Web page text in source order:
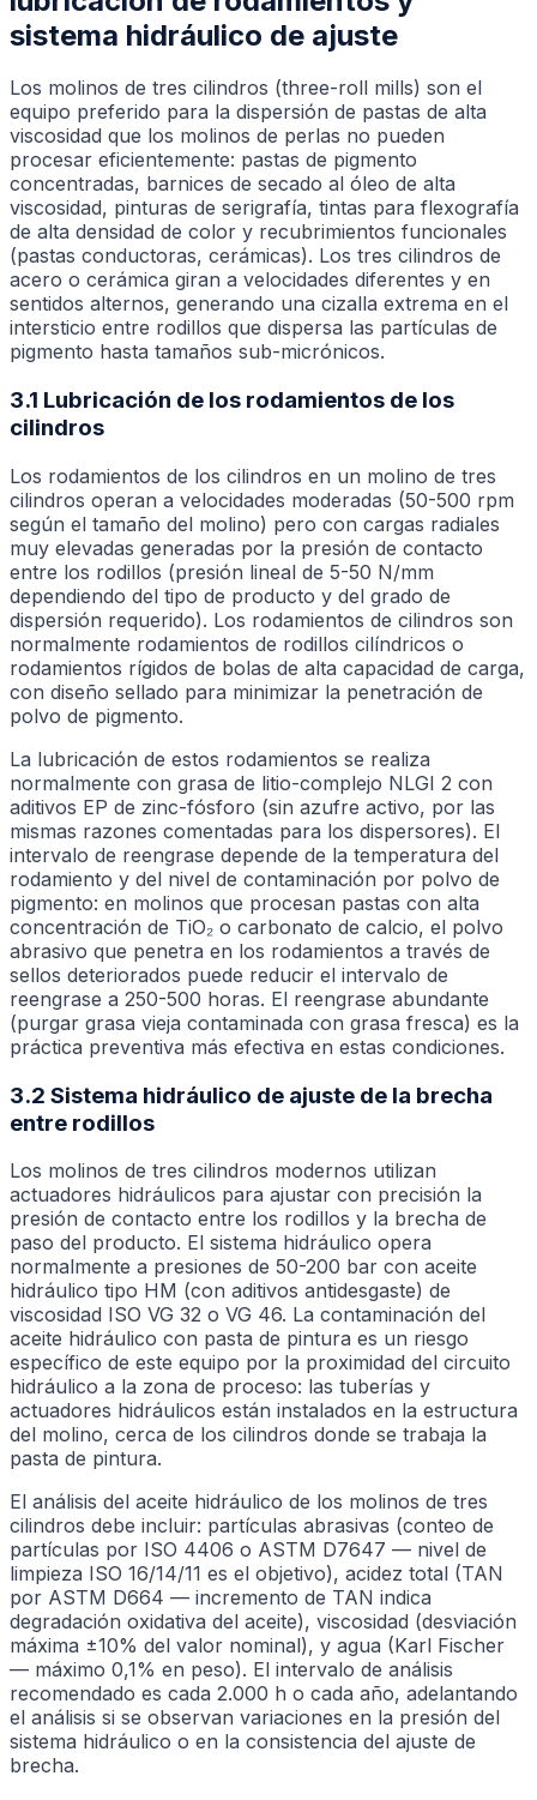
sistema hidráulico de ajuste
Los molinos de tres cilindros (three-roll mills) son el
equipo preferido para la dispersión de pastas de alta
viscosidad que los molinos de perlas no pueden
procesar eficientemente: pastas de pigmento
concentradas, barnices de secado al óleo de alta
viscosidad, pinturas de serigrafía, tintas para flexografía
de alta densidad de color y recubrimientos funcionales
(pastas conductoras, cerámicas). Los tres cilindros de
acero o cerámica giran a velocidades diferentes y en
sentidos alternos, generando una cizalla extrema en el
intersticio entre rodillos que dispersa las partículas de
pigmento hasta tamaños sub-micrónicos.
3.1 Lubricación de los rodamientos de los
cilindros
Los rodamientos de los cilindros en un molino de tres
cilindros operan a velocidades moderadas (50-500 rpm
según el tamaño del molino) pero con cargas radiales
muy elevadas generadas por la presión de contacto
entre los rodillos (presión lineal de 5-50 N/mm
dependiendo del tipo de producto y del grado de
dispersión requerido). Los rodamientos de cilindros son
normalmente rodamientos de rodillos cilíndricos o
rodamientos rígidos de bolas de alta capacidad de carga,
con diseño sellado para minimizar la penetración de
polvo de pigmento.
La lubricación de estos rodamientos se realiza
normalmente con grasa de litio-complejo NLGI 2 con
aditivos EP de zinc-fósforo (sin azufre activo, por las
mismas razones comentadas para los dispersores). El
intervalo de reengrase depende de la temperatura del
rodamiento y del nivel de contaminación por polvo de
pigmento: en molinos que procesan pastas con alta
concentración de TiO₂ o carbonato de calcio, el polvo
abrasivo que penetra en los rodamientos a través de
sellos deteriorados puede reducir el intervalo de
reengrase a 250-500 horas. El reengrase abundante
(purgar grasa vieja contaminada con grasa fresca) es la
práctica preventiva más efectiva en estas condiciones.
3.2 Sistema hidráulico de ajuste de la brecha
entre rodillos
Los molinos de tres cilindros modernos utilizan
actuadores hidráulicos para ajustar con precisión la
presión de contacto entre los rodillos y la brecha de
paso del producto. El sistema hidráulico opera
normalmente a presiones de 50-200 bar con aceite
hidráulico tipo HM (con aditivos antidesgaste) de
viscosidad ISO VG 32 o VG 46. La contaminación del
aceite hidráulico con pasta de pintura es un riesgo
específico de este equipo por la proximidad del circuito
hidráulico a la zona de proceso: las tuberías y
actuadores hidráulicos están instalados en la estructura
del molino, cerca de los cilindros donde se trabaja la
pasta de pintura.
El análisis del aceite hidráulico de los molinos de tres
cilindros debe incluir: partículas abrasivas (conteo de
partículas por ISO 4406 o ASTM D7647 — nivel de
limpieza ISO 16/14/11 es el objetivo), acidez total (TAN
por ASTM D664 — incremento de TAN indica
degradación oxidativa del aceite), viscosidad (desviación
máxima ±10% del valor nominal), y agua (Karl Fischer
— máximo 0,1% en peso). El intervalo de análisis
recomendado es cada 2.000 h o cada año, adelantando
el análisis si se observan variaciones en la presión del
sistema hidráulico o en la consistencia del ajuste de
brecha.